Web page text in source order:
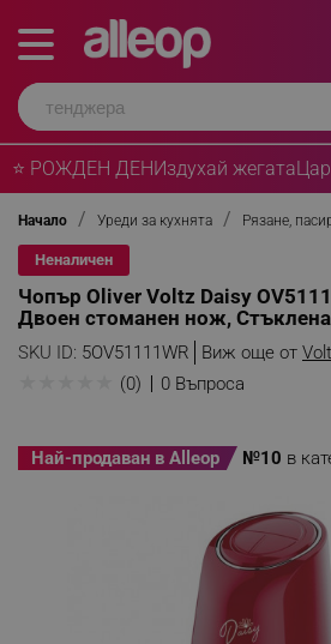
⭐ РОЖДЕН ДЕНИздухай жегата
Начало Уреди за кухнята Рязане,
Неналичен
Чопър Oliver Voltz Daisy
Двоен стоманен нож,
SKU ID: 5OV51111WR Виж още от
(0) 0 Въпроса
Най-продаван в Alleop №10 в